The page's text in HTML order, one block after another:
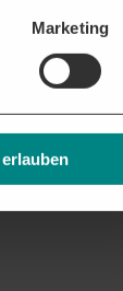
Marketing
im